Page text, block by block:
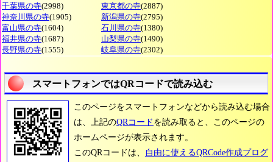
千葉県の寺(2998) 東京都の寺(2887)
神奈川県の寺(1905) 新潟県の寺(2795)
富山県の寺(1604) 石川県の寺(1380)
福井県の寺(1687) 山梨県の寺(1490)
長野県の寺(1555) 岐阜県の寺(2302)
スマートフォンではQRコードで読み込む
このページをスマートフォンなどから読み込む場合
は、上記のQRコード を読み取ると、このページの
ホームページが表示されます。
このQRコードは、
自由に使えるQRCode作成プログ